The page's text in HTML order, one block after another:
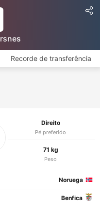
Recorde de transferência
Direito
Pé preferido
71 kg
Peso
Noruega
Benfica